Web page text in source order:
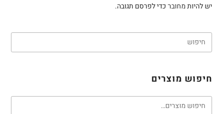
יש להיותמחוברכדי לפרסם תגובה.
חיפוש מוצרים